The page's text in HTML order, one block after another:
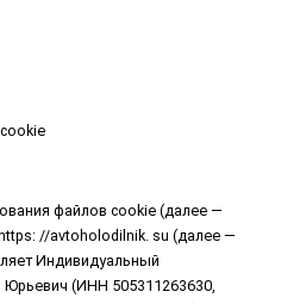
файлов cookie (далее —
//avtoholodilnik. su (далее —
Индивидуальный
(ИНН 505311263630,